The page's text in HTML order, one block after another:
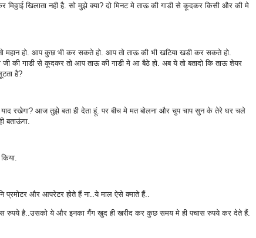
खिलाता नही है. सो मुझे क्या? दो मिनट मे ताऊ की गाडी से कूदकर किसी और की मे
महान हो. आप कुछ भी कर सकते हो. आप तो ताऊ की भी खटिया खडी कर सकते हो.
जी की गाडी से कूदकर तो आप ताऊ की गाडी मे आ बैठे हो. अब ये तो बतादो कि ताऊ शेयर
है?
रखेगा? आज तुझे बता ही देता हूं. पर बीच मे मत बोलना और चुप चाप सुन के तेरे घर चले
बताऊंगा.
प्रमोटर और आपरेटर होते हैं ना..ये माल ऐसे क्माते हैं..
रुपये है..उसको ये और इनका गैंग खुद ही खरीद कर कुछ समय मे ही पचास रुपये कर देते हैं.